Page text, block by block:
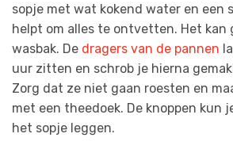
sopje met wat kokend water en een
helpt om alles te ontvetten. Het kan
wasbak. De dragers van de pannen
uur zitten en schrob je hierna
Zorg dat ze niet gaan roesten en
met een theedoek. De knoppen kun
het sopje leggen.